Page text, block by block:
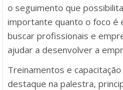
o seguimento que
importante quanto o foco é
buscar profissionais e
ajudar a desenvolver a
Treinamentos e
destaque na palestra,